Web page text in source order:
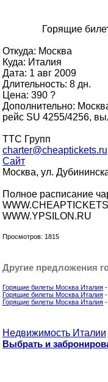
Горящие
Откуда: Москва
Куда: Италия
Дата: 1 авг 2009
Длительность: 8 дн.
Цена: 390 ?
Дополнительно:
рейс SU 4255/4256,
ТТС Групп
charter@cheaptickets.ru
Сайт
Москва, ул.
Полное расписание
WWW.YPSILON.RU
Просмотров: 1815
Другие предложения
Горящие билеты Москва Италия
Горящие билеты Москва Италия
Горящие билеты Москва Италия
Недвижимость Италии
Выбрать и